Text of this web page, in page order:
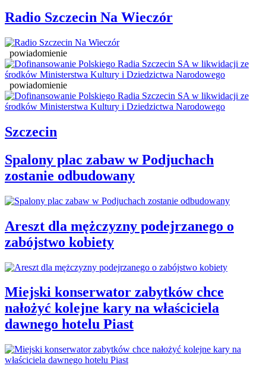
Radio Szczecin Na Wieczór
powiadomienie
powiadomienie
Szczecin
Spalony plac zabaw w Podjuchach
zostanie odbudowany
Areszt dla mężczyzny podejrzanego o
zabójstwo kobiety
Miejski konserwator zabytków chce
nałożyć kolejne kary na właściciela
dawnego hotelu Piast